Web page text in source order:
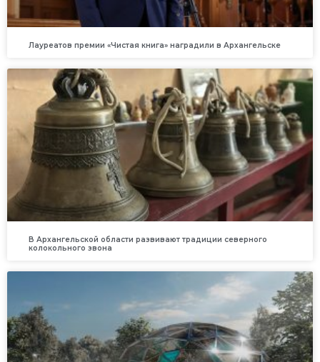
Лауреатов премии «Чистая книга» наградили в Архангельске
В Архангельской области развивают традиции северного
колокольного звона